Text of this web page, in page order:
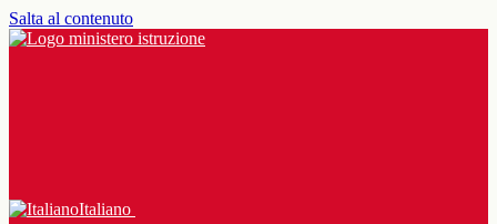
Salta al contenuto
Italiano